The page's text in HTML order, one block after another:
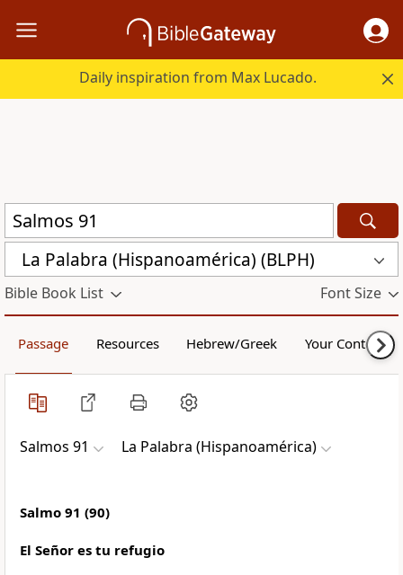
Daily inspiration from Max Lucado.
La Palabra (Hispanoamérica) (BLPH)
Bible Book List Font Size
Passage Resources Hebrew/Greek Your Content
Salmos 91 La Palabra (Hispanoamérica)
Salmo 91 (90)
El Señor es tu refugio